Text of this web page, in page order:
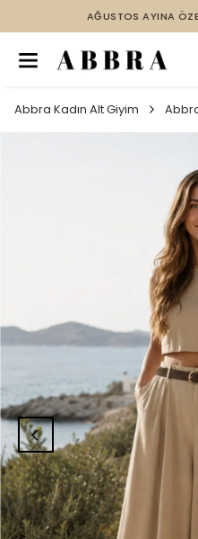
AYINA ÖZEL SEPETTE %5
Abbra Kadın Alt Giyim